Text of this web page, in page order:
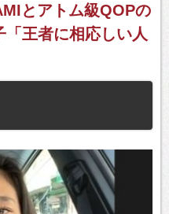
とアトム級QOPの
王者に相応しい人